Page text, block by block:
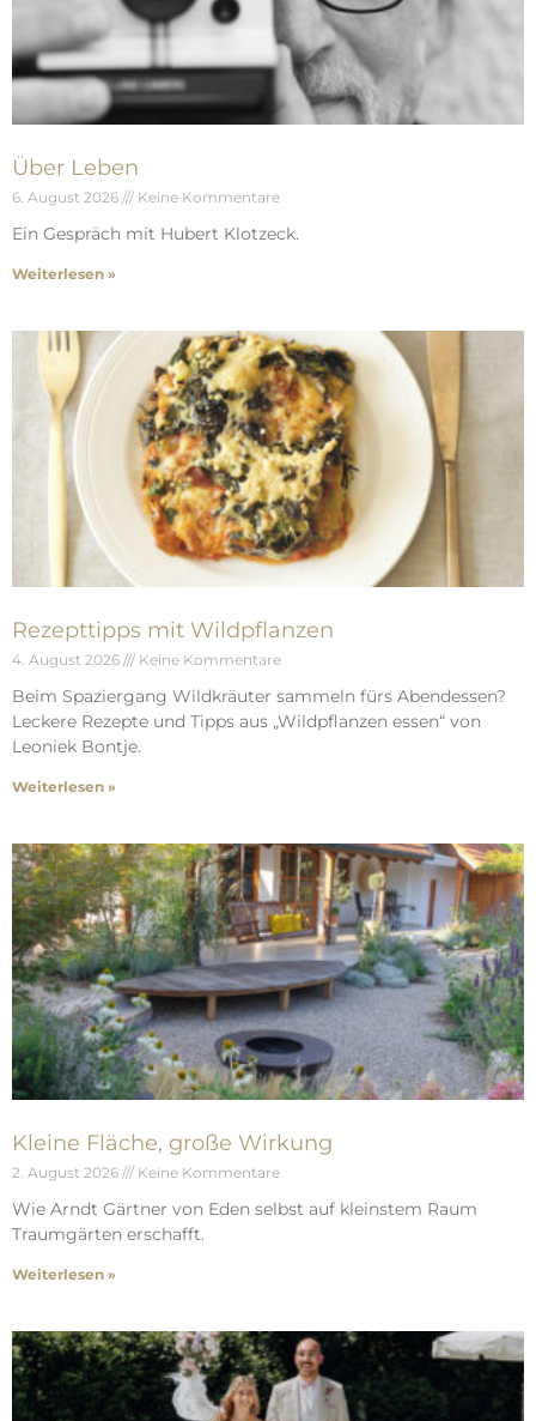
Über Leben
6. August 2026 Keine Kommentare
Ein Gespräch mit Hubert Klotzeck.
Weiterlesen »
Rezepttipps mit Wildpflanzen
4. August 2026 Keine Kommentare
Beim Spaziergang Wildkräuter sammeln fürs Abendessen?
Leckere Rezepte und Tipps aus „Wildpflanzen essen“ von
Leoniek Bontje.
Weiterlesen »
Kleine Fläche, große Wirkung
2. August 2026 Keine Kommentare
Wie Arndt Gärtner von Eden selbst auf kleinstem Raum
Traumgärten erschafft.
Weiterlesen »